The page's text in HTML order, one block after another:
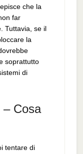
che la
far
Tuttavia, se il
la
soprattutto
di
– Cosa
tentare di